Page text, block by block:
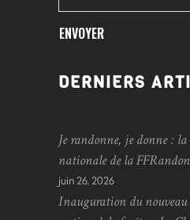
ENVOYER
DERNIERS
Je randonne, je donne :
nationale de la
juin 26, 2026
Inauguration du nouveau